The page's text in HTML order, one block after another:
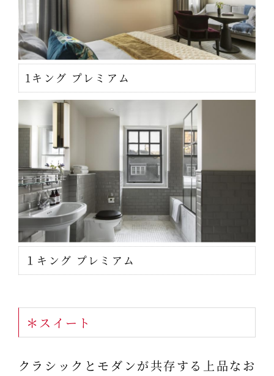
1キング プレミアム
１キング プレミアム
＊スイート
クラシックとモダンが共存する上品なお